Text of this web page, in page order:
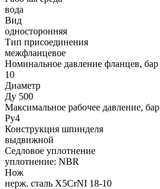
вода
Вид
односторонняя
Тип присоединения
межфланцевое
Номинальное давление фланцев, бар
10
Диаметр
Ду 500
Максимальное рабочее давление, бар
Ру4
Конструкция шпинделя
выдвижной
Седловое уплотнение
уплотнение: NBR
Нож
нерж. сталь X5CrNI 18-10